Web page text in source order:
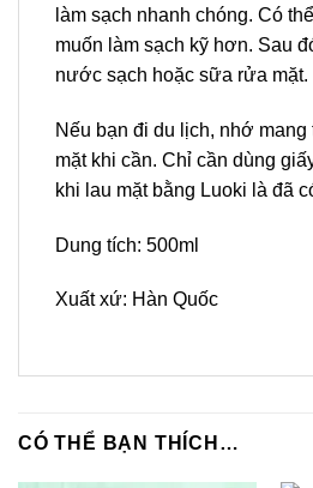
làm sạch nhanh chóng. Có
muốn làm sạch kỹ hơn. Sau
nước sạch hoặc sữa rửa mặt.
Nếu bạn đi du lịch, nhớ mang
mặt khi cần. Chỉ cần dùng
khi lau mặt bằng Luoki là đã
Dung tích: 500ml
Xuất xứ: Hàn Quốc
CÓ THỂ BẠN THÍCH…